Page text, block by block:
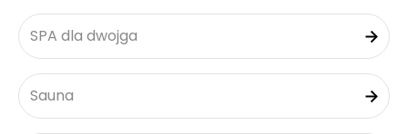
SPA dla dwojga
Sauna